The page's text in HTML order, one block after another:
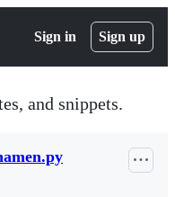
Sign in Sign up
and snippets.